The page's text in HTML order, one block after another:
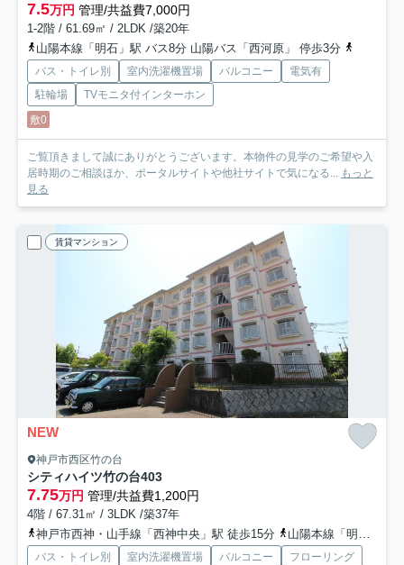
7.5万円 管理/共益費7,000円
1-2階 / 61.69㎡ / 2LDK /築20年
山陽本線「明石」駅 バス8分 山陽バス「西河原」 停歩3分
バス・トイレ別 室内洗濯機置場 バルコニー
電気有
駐輪場
TVモニタ付インターホン
敷0
ご覧頂きまして誠にありがとうございます。本物件の見学のご希望や入
居時期のご相談ほか、ポータルサイトや他社サイトで気になる... もっと
見る
賃貸マンション
NEW
神戸市西区竹の台
シティハイツ竹の台403
7.75万円 管理/共益費1,200円
4階 / 67.31㎡ / 3LDK /築37年
神戸市西神・山手線「西神中央」駅 徒歩15分
山陽本線「明石」駅 バス31分 神姫バス「美賀多台3丁目」 停歩6分
バス・トイレ別 室内洗濯機置場 バルコニー
フローリング